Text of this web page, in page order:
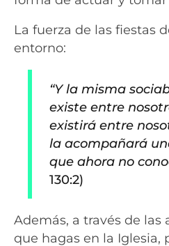
La fuerza de las fiestas
entorno:
“Y la misma
existe entre
existirá entre
la acompañará
que ahora no
130:2)
Además, a través de las
que hagas en la Iglesia,